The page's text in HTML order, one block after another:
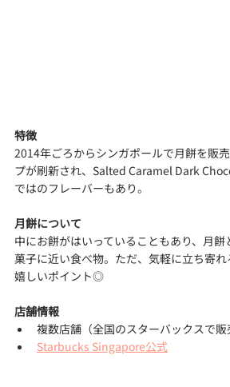
特徴
2014年ごろからシンガポールで月餅を販
プが刷新され、Salted Caramel Dark
ではのフレーバーもあり。
月餅について
中にお餅がはいっていることもあり、月
菓子に近い食べ物。ただ、気軽に立ち寄
嬉しいポイント◎
店舗情報
複数店舗（全国のスターバックスで販
Starbucks Singapore公式